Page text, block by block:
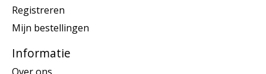
Registreren
Mijn bestellingen
Informatie